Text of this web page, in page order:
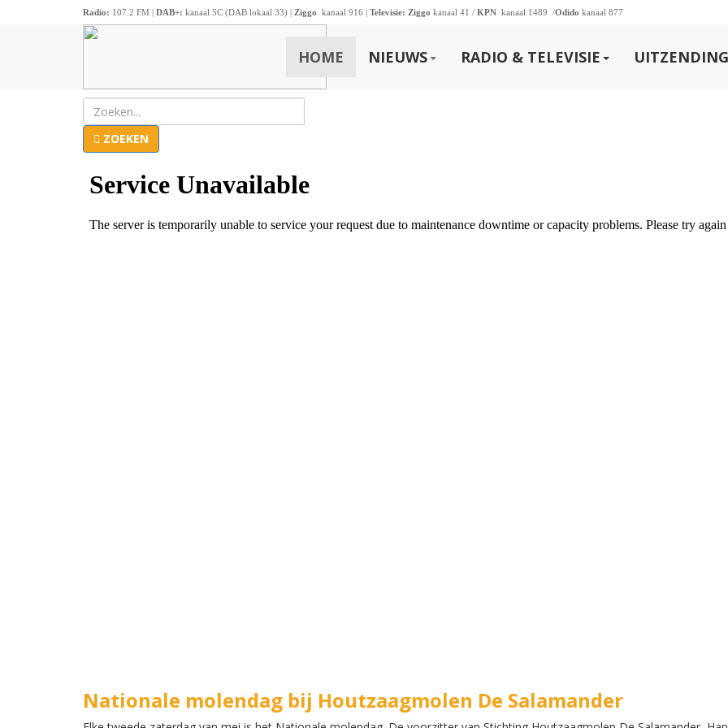
Radio: 107.2 FM | DAB+: kanaal 5C (DAB lokaal 33) | Ziggo kanaal 916 | Televisie: Ziggo kanaal 41 / KPN kanaal 1489 /Odido kanaal 877
HOME NIEUWS RADIO & TELEVISIE
ZOEKEN
Nationale molendag bij Houtzaagmolen De Salamander